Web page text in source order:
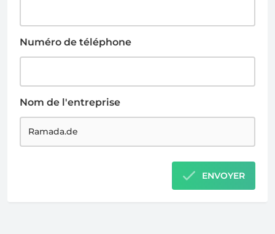
Numéro de téléphone
Nom de l'entreprise
ENVOYER